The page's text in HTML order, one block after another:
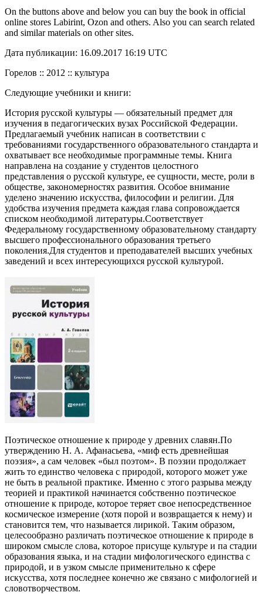
On the buttons above and below you can buy the book in official
online stores Labirint, Ozon and others. Also you can search related
and similar materials on other sites.
Дата публикации: 16.09.2017 16:19 UTC
Горелов :: 2012 :: культура
Следующие учебники и книги:
История русской культуры — обязательный предмет для
изучения в педагогических вузах Российской Федерации.
Предлагаемый учебник написан в соответствии с
требованиями государственного образовательного стандарта и
охватывает все необходимые программные темы. Книга
направлена на создание у студентов целостного
представления о русской культуре, ее сущности, месте, роли в
обществе, закономерностях развития. Особое внимание
уделено значению искусства, философии и религии. Для
удобства изучения предмета каждая глава сопровождается
списком необходимой литературы.Соответствует
Федеральному государственному образовательному стандарту
высшего профессионального образования третьего
поколения.Для студентов и преподавателей высших учебных
заведений и всех интересующихся русской культурой.
Поэтическое отношение к природе у древних славян.По
утверждению Н. А. Афанасьева, «миф есть древнейшая
поэзия», а сам человек «был поэтом». В поэзии продолжает
жить то единство человека с природой, которого может уже
не быть в реальной практике. Именно с этого разрыва между
теорией и практикой начинается собственно поэтическое
отношение к природе, которое теряет свое непосредственное
космическое измерение (хотя порой и возвращается к нему) и
становится тем, что называется лирикой. Таким образом,
целесообразно различать поэтическое отношение к природе в
широком смысле слова, которое присуще культуре и па стадии
образования языка, и на стадии мифологического единства с
природой, и в узком смысле применительно к сфере
искусства, хотя последнее конечно же связано с мифологией и
словотворчеством.